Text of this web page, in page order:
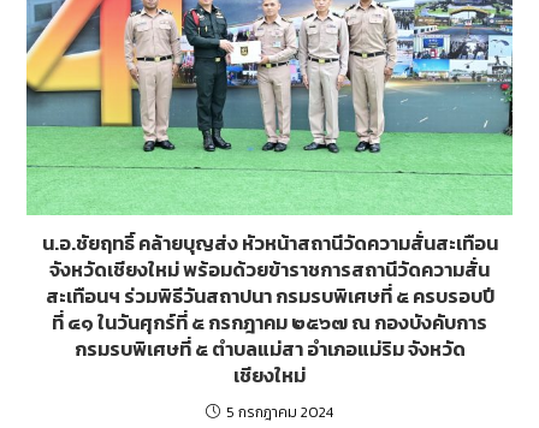
น.อ.ชัยฤทธิ์ คล้ายบุญส่ง หัวหน้าสถานีวัดความสั่นสะเทือน
จังหวัดเชียงใหม่ พร้อมด้วยข้าราชการสถานีวัดความสั่น
สะเทือนฯ ร่วมพิธีวันสถาปนา กรมรบพิเศษที่ ๕ ครบรอบปี
ที่ ๔๑ ในวันศุกร์ที่ ๕ กรกฎาคม ๒๕๖๗ ณ กองบังคับการ
กรมรบพิเศษที่ ๕ ตำบลแม่สา อำเภอแม่ริม จังหวัด
เชียงใหม่
5 กรกฎาคม 2024